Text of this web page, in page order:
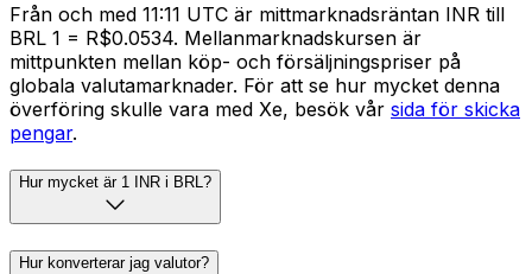
Från och med 11:11 UTC är mittmarknadsräntan INR till
BRL ₹1 = R$0.0534. Mellanmarknadskursen är
mittpunkten mellan köp- och försäljningspriser på
globala valutamarknader. För att se hur mycket denna
överföring skulle vara med Xe, besök vår sida för skicka
pengar.
Hur mycket är 1 INR i BRL?
Hur konverterar jag valutor?